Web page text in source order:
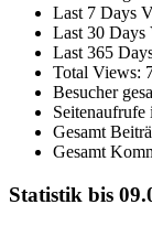
Last 7 Days
Last 30 Days
Last 365
Total Views:
Besucher
Seitenaufrufe
Gesamt
Gesamt
Statistik bis